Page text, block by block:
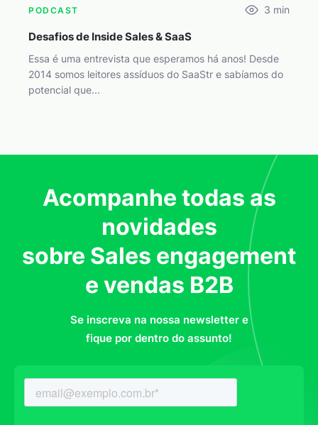
PODCAST 3 min
Desafios de Inside Sales & SaaS
Essa é uma entrevista que esperamos há anos! Desde
2014 somos leitores assíduos do SaaStr e sabíamos do
potencial que...
Acompanhe todas as
novidades
sobre Sales engagement
e vendas B2B
Se inscreva na nossa newsletter e
fique por dentro do assunto!